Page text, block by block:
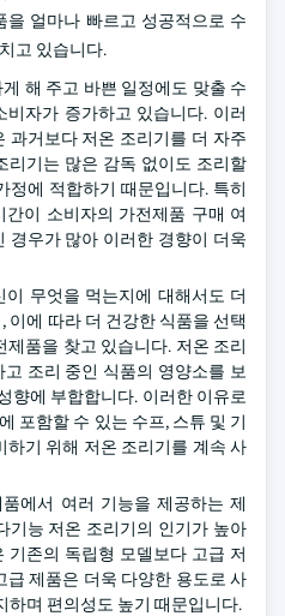
얼마나 빠르고 성공적으로 수
고 있습니다.
해 주고 바쁜 일정에도 맞출 수
자가 증가하고 있습니다. 이러
과거보다 저온 조리기를 더 자주
리기는 많은 감독 없이도 조리할
정에 적합하기 때문입니다. 특히
이 소비자의 가전제품 구매 여
경우가 많아 이러한 경향이 더욱
무엇을 먹는지에 대해서도 더
이에 따라 더 건강한 식품을 선택
품을 찾고 있습니다. 저온 조리
조리 중인 식품의 영양소를 보
향에 부합합니다. 이러한 이유로
포함할 수 있는 수프, 스튜 및 기
하기 위해 저온 조리기를 계속 사
에서 여러 기능을 제공하는 제
기능 저온 조리기의 인기가 높아
기존의 독립형 모델보다 고급 저
급 제품은 더욱 다양한 용도로 사
하며 편의성도 높기 때문입니다.